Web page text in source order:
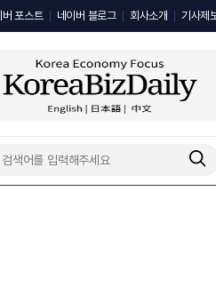
버 포스트 네이버 블로그 회사소개 기사제